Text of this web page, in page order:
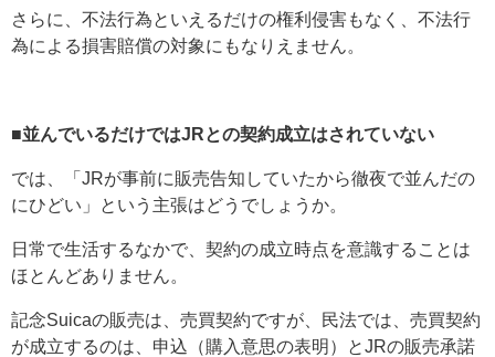
さらに、不法行為といえるだけの権利侵害もなく、不法行
為による損害賠償の対象にもなりえません。
■並んでいるだけではJRとの契約成立はされていない
では、「JRが事前に販売告知していたから徹夜で並んだの
にひどい」という主張はどうでしょうか。
日常で生活するなかで、契約の成立時点を意識することは
ほとんどありません。
記念Suicaの販売は、売買契約ですが、民法では、売買契約
が成立するのは、申込（購入意思の表明）とJRの販売承諾